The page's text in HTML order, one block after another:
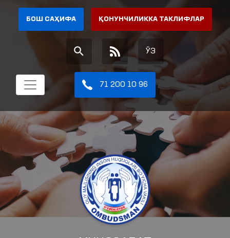
БОШ САҲИФА ҚОНУНЧИЛИККА ТАКЛИФЛАР
ЎЗ
71 200 10 96